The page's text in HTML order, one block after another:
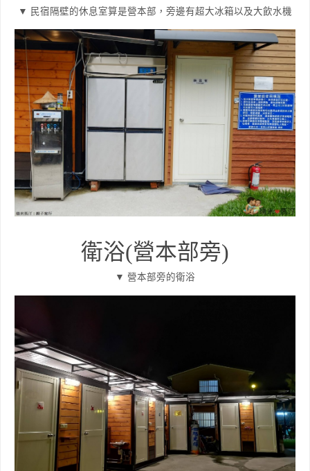
▼ 民宿隔壁的休息室算是營本部，旁邊有超大冰箱以及大飲水機
衛浴(營本部旁)
▼ 營本部旁的衛浴